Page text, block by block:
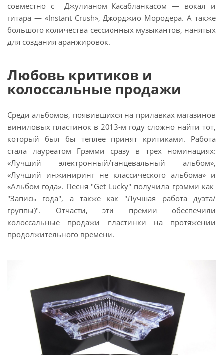
совместно с Джулианом Касабланкасом — вокал и
гитара — «Instant Crush», Джорджио Мородера. А также
большого количества сессионных музыкантов, нанятых
для создания аранжировок.
Любовь критиков и
колоссальные продажи
Среди альбомов, появившихся на прилавках магазинов
виниловых пластинок в 2013-м году сложно найти тот,
который был бы теплее принят критиками. Работа
стала лауреатом Грэмми сразу в трёх номинациях:
«Лучший электронный/танцевальный альбом»,
«Лучший инжиниринг не классического альбома» и
«Альбом года». Песня "Get Lucky" получила грэмми как
"Запись года", а также как "Лучшая работа дуэта/
группы)". Отчасти, эти премии обеспечили
колоссальные продажи пластинки на протяжении
продолжительного времени.